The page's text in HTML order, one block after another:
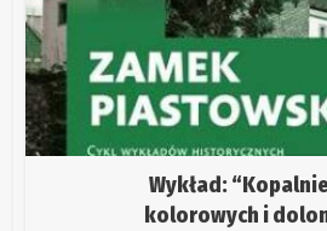
Wykład:
kolorowych i